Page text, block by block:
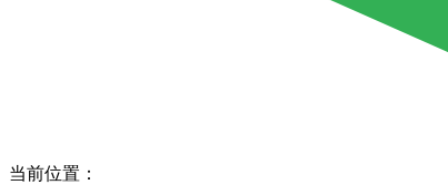
当前位置：